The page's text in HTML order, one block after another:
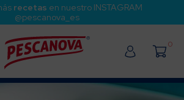
recetas en nuestro INSTAGRAM
@pescanova_es
0